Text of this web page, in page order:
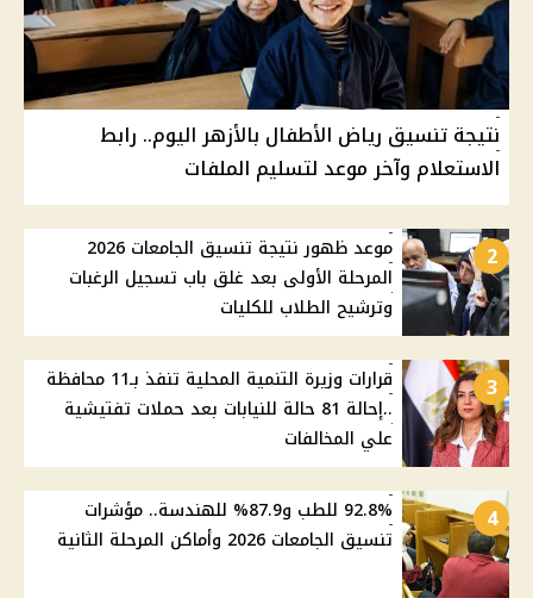
نتيجة تنسيق رياض الأطفال بالأزهر اليوم.. رابط
الاستعلام وآخر موعد لتسليم الملفات
2
موعد ظهور نتيجة تنسيق الجامعات 2026
المرحلة الأولى بعد غلق باب تسجيل الرغبات
وترشيح الطلاب للكليات
3
قرارات وزيرة التنمية المحلية تنفذ بـ11 محافظة
..إحالة 81 حالة للنيابات بعد حملات تفتيشية
علي المخالفات
4
92.8% للطب و87.9% للهندسة.. مؤشرات
تنسيق الجامعات 2026 وأماكن المرحلة الثانية